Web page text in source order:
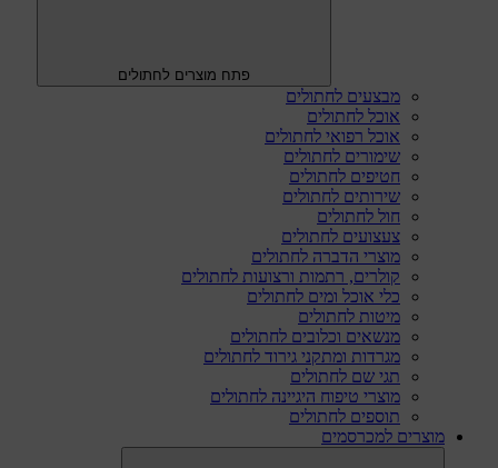
פתח מוצרים לחתולים
מבצעים לחתולים
אוכל לחתולים
אוכל רפואי לחתולים
שימורים לחתולים
חטיפים לחתולים
שירותים לחתולים
חול לחתולים
צעצועים לחתולים
מוצרי הדברה לחתולים
קולרים, רתמות ורצועות לחתולים
כלי אוכל ומים לחתולים
מיטות לחתולים
מנשאים וכלובים לחתולים
מגרדות ומתקני גירוד לחתולים
תגי שם לחתולים
מוצרי טיפוח היגיינה לחתולים
תוספים לחתולים
מוצרים למכרסמים